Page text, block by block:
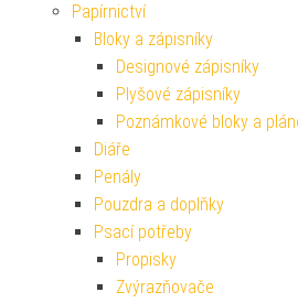
Papírnictví
Bloky a zápisníky
Designové zápisníky
Plyšové zápisníky
Poznámkové bloky a
Diáře
Penály
Pouzdra a doplňky
Psací potřeby
Propisky
Zvýrazňovače